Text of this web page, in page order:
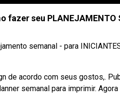
fazer seu
semanal - para
de acordo com seus gostos,.
semanal para imprimir.